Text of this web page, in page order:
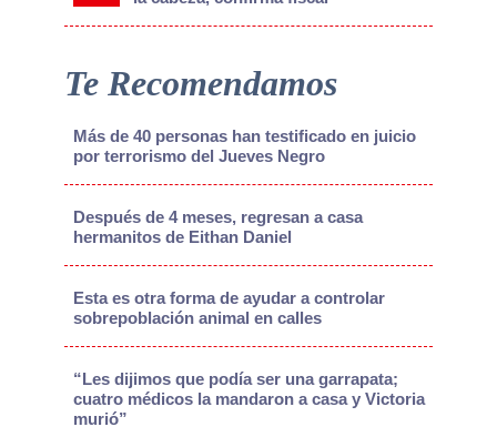
Te Recomendamos
Más de 40 personas han testificado en juicio
por terrorismo del Jueves Negro
Después de 4 meses, regresan a casa
hermanitos de Eithan Daniel
Esta es otra forma de ayudar a controlar
sobrepoblación animal en calles
“Les dijimos que podía ser una garrapata;
cuatro médicos la mandaron a casa y Victoria
murió”